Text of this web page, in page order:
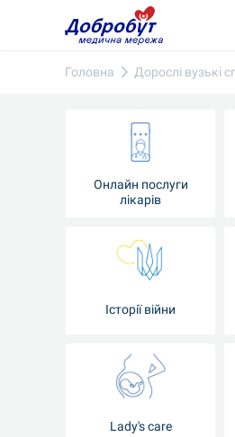
Головна Дорослі вузькі
Онлайн послуги
лікарів
Історії війни
Lady's care